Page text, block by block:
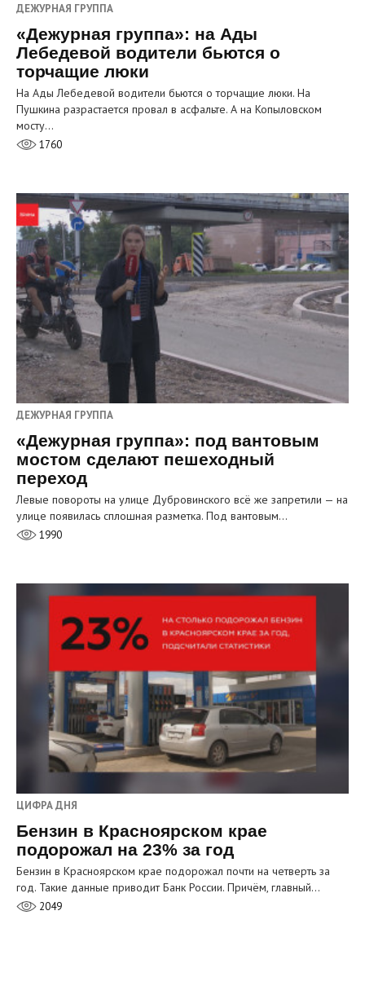
ДЕЖУРНАЯ ГРУППА
«Дежурная группа»: на Ады
Лебедевой водители бьются о
торчащие люки
На Ады Лебедевой водители бьются о торчащие люки. На
Пушкина разрастается провал в асфальте. А на Копыловском
мосту…
1760
ДЕЖУРНАЯ ГРУППА
«Дежурная группа»: под вантовым
мостом сделают пешеходный
переход
Левые повороты на улице Дубровинского всё же запретили — на
улице появилась сплошная разметка. Под вантовым…
1990
ЦИФРА ДНЯ
Бензин в Красноярском крае
подорожал на 23% за год
Бензин в Красноярском крае подорожал почти на четверть за
год. Такие данные приводит Банк России. Причём, главный…
2049